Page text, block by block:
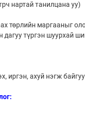
нартай танилцана уу)
төрлийн маргааныг
түргэн шуурхай
ахуй нэгж